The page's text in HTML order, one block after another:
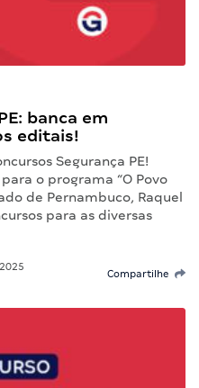
banca em
editais!
Segurança PE!
o programa “O Povo
de Pernambuco, Raquel
para as diversas
Compartilhe